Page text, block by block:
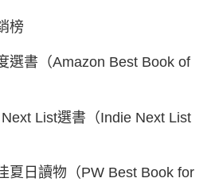
榜
選書（Amazon Best Book of
List選書（Indie Next List
夏日讀物（PW Best Book for